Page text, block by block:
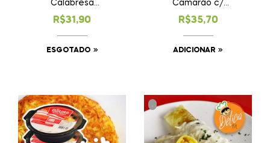
Calabresa
c/Requeijão
(esgotado)
R$31,90
ESGOTADO
Camarão c/
Requeijão ★
Premium
R$35,70
ADICIONAR
.